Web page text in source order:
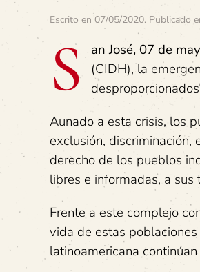
Escrito en 07/05/2020. Publicado
S an José, 07 de
(CIDH), la
Aunado a esta crisis, los
exclusión,
derecho de los pueblos
libres e informadas, a
Frente a este complejo
vida de estas
latinoamericana